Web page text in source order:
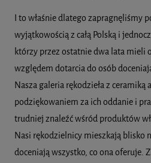
I to właśnie dlatego zapragnęliśmy
wyjątkowością z całą Polską i
którzy przez ostatnie dwa lata mieli
względem dotarcia do osób
Nasza galeria rękodzieła z ceramiką
podziękowaniem za ich oddanie i
trudniej znaleźć wśród produktów
Nasi rękodzielnicy mieszkają blisko
doceniają wszystko, co ona oferuje.